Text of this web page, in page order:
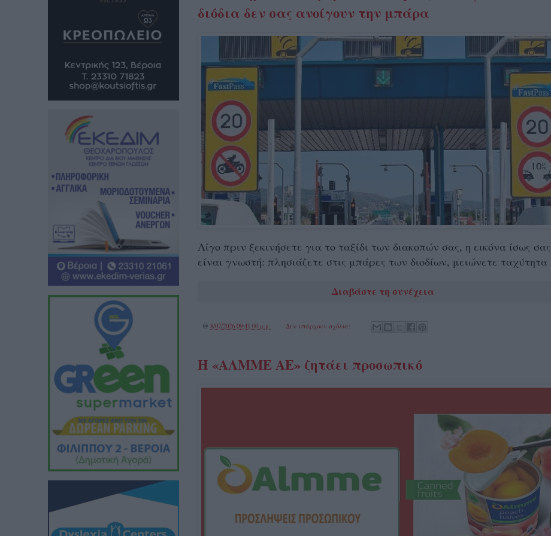
διόδια δεν σας ανοίγουν την μπάρα
Λίγο πριν ξεκινήσετε για το ταξίδι των διακοπών σας, η εικόνα ίσως σας
είναι γνωστή: πλησιάζετε στις μπάρες των διοδίων, μειώνετε ταχύτητα
Διαβάστε τη συνέχεια
@ 8/07/2026 09:41:00 μ.μ. Δεν υπάρχουν σχόλια:
Η «ΑΛΜΜΕ ΑΕ» ζητάει προσωπικό